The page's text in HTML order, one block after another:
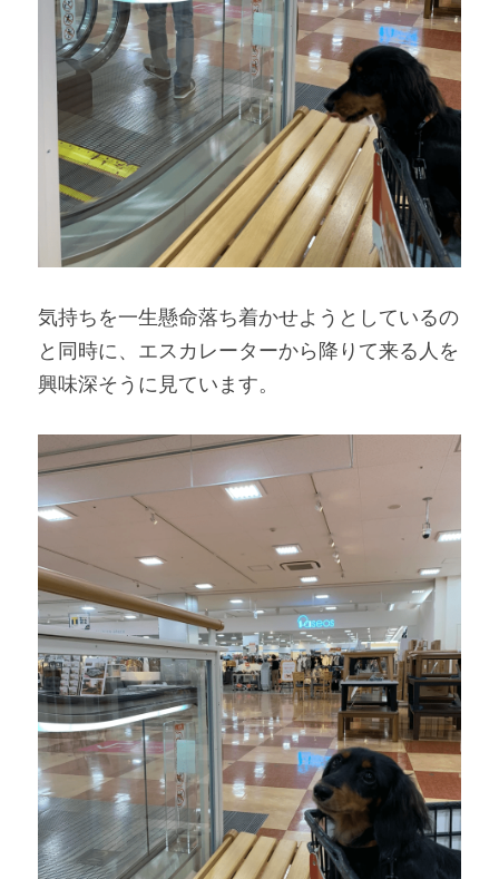
気持ちを一生懸命落ち着かせようとしているの
と同時に、エスカレーターから降りて来る人を
興味深そうに見ています。